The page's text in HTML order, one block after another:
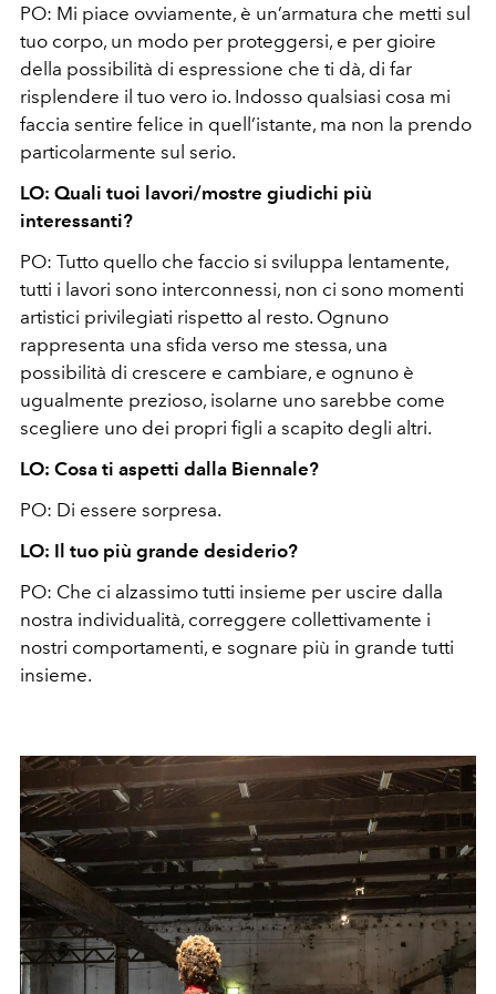
PO: Mi piace ovviamente, è un’armatura che metti sul
tuo corpo, un modo per proteggersi, e per gioire
della possibilità di espressione che ti dà, di far
risplendere il tuo vero io. Indosso qualsiasi cosa mi
faccia sentire felice in quell’istante, ma non la prendo
particolarmente sul serio.
LO: Quali tuoi lavori/mostre giudichi più
interessanti?
PO: Tutto quello che faccio si sviluppa lentamente,
tutti i lavori sono interconnessi, non ci sono momenti
artistici privilegiati rispetto al resto. Ognuno
rappresenta una sfida verso me stessa, una
possibilità di crescere e cambiare, e ognuno è
ugualmente prezioso, isolarne uno sarebbe come
scegliere uno dei propri figli a scapito degli altri.
LO: Cosa ti aspetti dalla Biennale?
PO: Di essere sorpresa.
LO: Il tuo più grande desiderio?
PO: Che ci alzassimo tutti insieme per uscire dalla
nostra individualità, correggere collettivamente i
nostri comportamenti, e sognare più in grande tutti
insieme.